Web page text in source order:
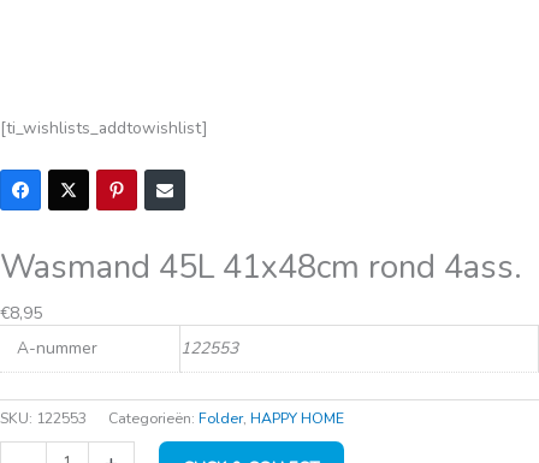
[ti_wishlists_addtowishlist]
Wasmand 45L 41x48cm rond 4ass.
€8,95
A-nummer
122553
SKU: 122553 Categorieën: Folder, HAPPY HOME
Wasmand